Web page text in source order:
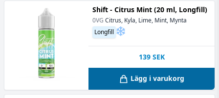
Shift - Citrus Mint (20 ml, Longfill)
0VG Citrus, Kyla, Lime, Mint, Mynta
Longfill
139 SEK
Lägg i varukorg